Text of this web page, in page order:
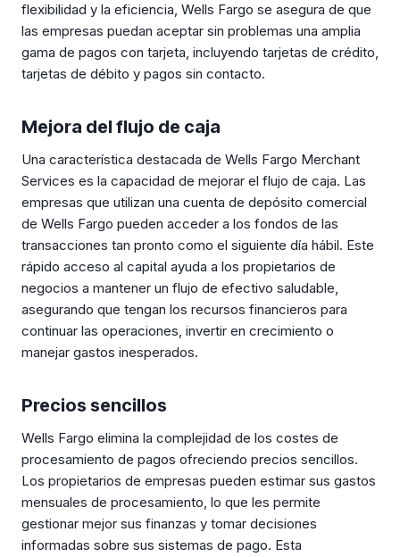
flexibilidad y la eficiencia, Wells Fargo se asegura de que
las empresas puedan aceptar sin problemas una amplia
gama de pagos con tarjeta, incluyendo tarjetas de crédito,
tarjetas de débito y pagos sin contacto.
Mejora del flujo de caja
Una característica destacada de Wells Fargo Merchant
Services es la capacidad de mejorar el flujo de caja. Las
empresas que utilizan una cuenta de depósito comercial
de Wells Fargo pueden acceder a los fondos de las
transacciones tan pronto como el siguiente día hábil. Este
rápido acceso al capital ayuda a los propietarios de
negocios a mantener un flujo de efectivo saludable,
asegurando que tengan los recursos financieros para
continuar las operaciones, invertir en crecimiento o
manejar gastos inesperados.
Precios sencillos
Wells Fargo elimina la complejidad de los costes de
procesamiento de pagos ofreciendo precios sencillos.
Los propietarios de empresas pueden estimar sus gastos
mensuales de procesamiento, lo que les permite
gestionar mejor sus finanzas y tomar decisiones
informadas sobre sus sistemas de pago. Esta